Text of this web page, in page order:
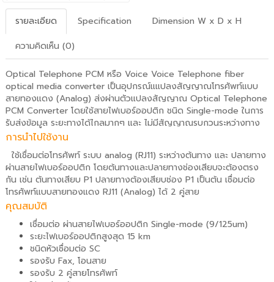
รายละเอียด
Specification
Dimension W x D x H
ความคิดเห็น (0)
Optical Telephone PCM หรือ Voice Voice Telephone fiber
optical media converter เป็นอุปกรณ์แแปลงสัญญาณโทรศัพท์แบบ
สายทองแดง (Analog) ส่งผ่านตัวแปลงสัญญาณ Optical Telephone
PCM Converter โดยใช้สายไฟเบอร์ออปติก ชนิด Single-mode ในการ
รับส่งข้อมูล ระยะทางได้ไกลมากๆ และ ไม่มีสัญญาณรบกวนระหว่างทาง
การนำไปใช้งาน
ใช้เชื่อมต่อโทรศัพท์ ระบบ analog (RJ11) ระหว่างต้นทาง และ ปลายทาง
ผ่านสายไฟเบอร์ออปติก โดยต้นทางและปลายทางช่องเสียบจะต้องตรง
กัน เช่น ต้นทางเสียบ P1 ปลายทางต้องเสียบช่อง P1 เป็นต้น เชื่อมต่อ
โทรศัพท์แบบสายทองแดง RJ11 (Analog) ได้ 2 คู่สาย
คุณสมบัติ
เชื่อมต่อ ผ่านสายไฟเบอร์ออปติก Single-mode (9/125um)
ระยะไฟเบอร์ออปติกสูงสุด 15 km
ชนิดหัวเชื่อมต่อ SC
รองรับ Fax, โอนสาย
รองรับ 2 คู่สายโทรศัพท์